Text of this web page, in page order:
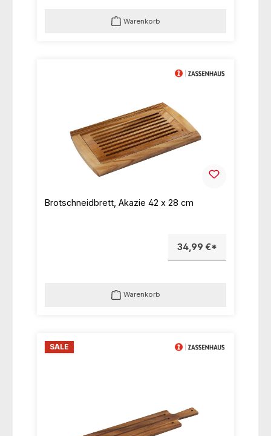
Warenkorb
Brotschneidbrett, Akazie 42 x 28 cm
34,99 €*
Warenkorb
SALE